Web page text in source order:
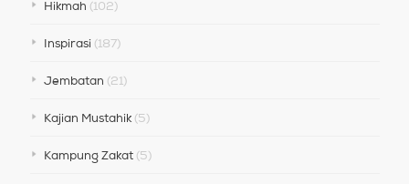
Hikmah (102)
Inspirasi(187)
Jembatan (21)
Kajian Mustahik(5)
Kampung Zakat(5)